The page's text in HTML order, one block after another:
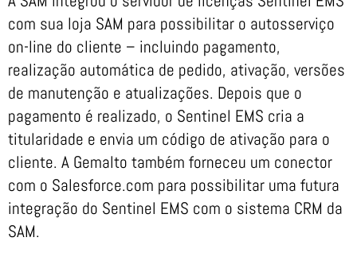
com sua loja SAM para possibilitar o autosserviço
on-line do cliente – incluindo pagamento,
realização automática de pedido, ativação, versões
de manutenção e atualizações. Depois que o
pagamento é realizado, o Sentinel EMS cria a
titularidade e envia um código de ativação para o
cliente. A Gemalto também forneceu um conector
com o Salesforce.com para possibilitar uma futura
integração do Sentinel EMS com o sistema CRM da
SAM.